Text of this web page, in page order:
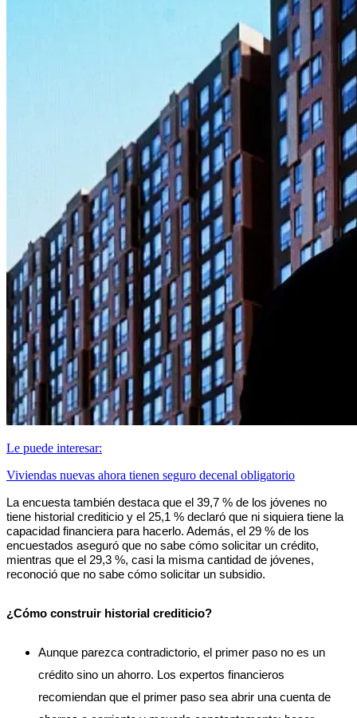
Le puede interesar:
Viviendas nuevas ahora tienen seguro decenal obligatorio
La encuesta también destaca que el 39,7 % de los jóvenes no
tiene historial crediticio y el 25,1 % declaró que ni siquiera tiene la
capacidad financiera para hacerlo. Además, el 29 % de los
encuestados aseguró que no sabe cómo solicitar un crédito,
mientras que el 29,3 %, casi la misma cantidad de jóvenes,
reconoció que no sabe cómo solicitar un subsidio.
¿Cómo construir historial crediticio?
Aunque parezca contradictorio, el primer paso no es un
crédito sino un ahorro. Los expertos financieros
recomiendan que el primer paso sea abrir una cuenta de